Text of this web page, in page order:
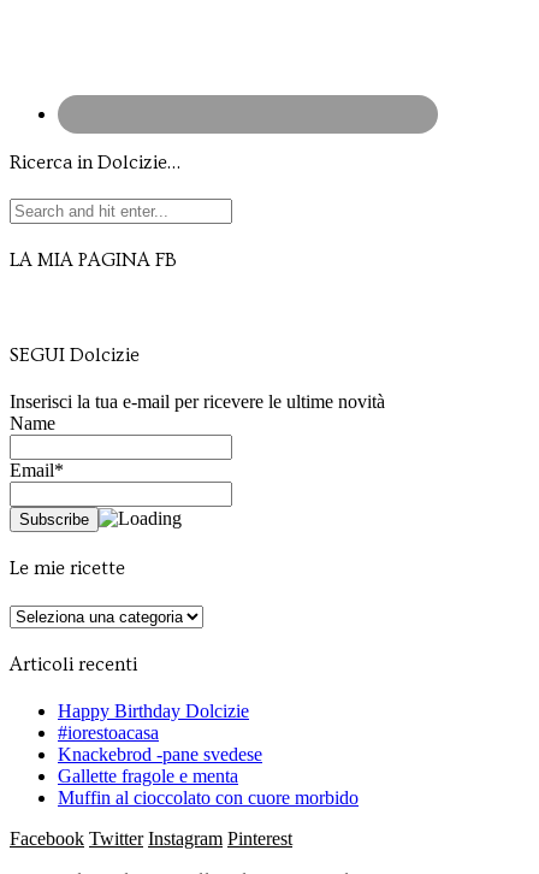
Ricerca in Dolcizie…
LA MIA PAGINA FB
SEGUI Dolcizie
Inserisci la tua e-mail per ricevere le ultime novità
Name
Email*
Le mie ricette
Le
ricette
Articoli recenti
Happy Birthday Dolcizie
#iorestoacasa
Knackebrod -pane svedese
Gallette fragole e menta
Muffin al cioccolato con cuore morbido
Facebook Twitter Instagram Pinterest